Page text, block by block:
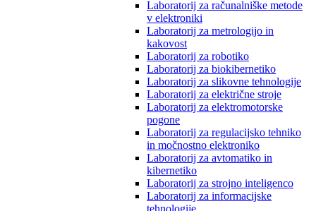
Laboratorij za računalniške metode
v elektroniki
Laboratorij za metrologijo in
kakovost
Laboratorij za robotiko
Laboratorij za biokibernetiko
Laboratorij za slikovne tehnologije
Laboratorij za električne stroje
Laboratorij za elektromotorske
pogone
Laboratorij za regulacijsko tehniko
in močnostno elektroniko
Laboratorij za avtomatiko in
kibernetiko
Laboratorij za strojno inteligenco
Laboratorij za informacijske
tehnologije